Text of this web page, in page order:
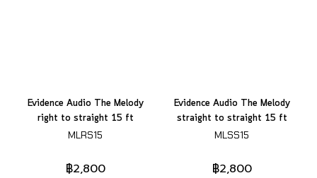
Evidence Audio The Melody
right to straight 15 ft
MLRS15
฿2,800
Evidence Audio The Melody
straight to straight 15 ft
MLSS15
฿2,800